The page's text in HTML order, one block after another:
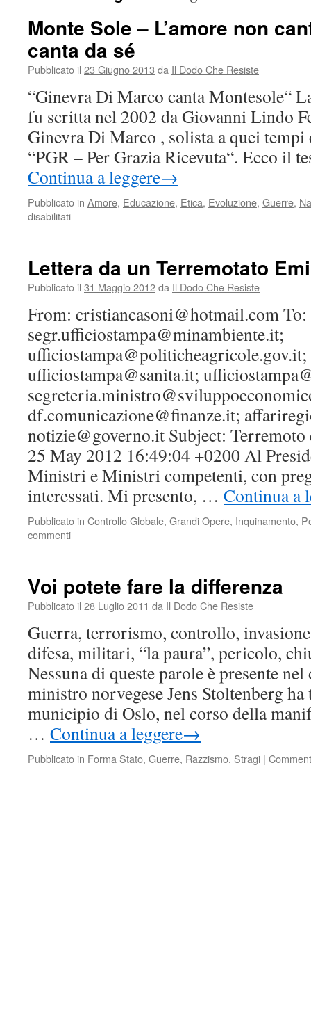
Monte Sole – L’amore non
canta da sé
Pubblicato il 23 Giugno 2013 da Il Dodo Che Resiste
“Ginevra Di Marco canta Montesole“
fu scritta nel 2002 da Giovanni Lindo
Ginevra Di Marco , solista a quei
“PGR – Per Grazia Ricevuta“. Ecco il
Continua a leggere→
Pubblicato in Amore, Educazione, Etica, Evoluzione, Guerre,
disabilitatisu
L’amore
non
che
si
canta
da
Lettera da un Terremotato
Pubblicato il 31 Maggio 2012da Il Dodo Che Resiste
From: cristiancasoni@hotmail.com To:
segr.ufficiostampa@minambiente.it;
ufficiostampa@politicheagricole.gov.it;
ufficiostampa@sanita.it;
df.comunicazione@finanze.it;
notizie@governo.it Subject:
25 May 2012 16:49:04 +0200 Al
Ministri e Ministri competenti, con
interessati. Mi presento, … Continua a
Pubblicato in Controllo Globale, Grandi Opere, Inquinamento,
commenti
Voi potete fare la differenza
Pubblicato il 28 Luglio 2011 da Il Dodo Che Resiste
Guerra, terrorismo, controllo,
difesa, militari, “la paura”, pericolo,
Nessuna di queste parole è presente
ministro norvegese Jens Stoltenberg
municipio di Oslo, nel corso della
… Continua a leggere→
Pubblicato in Forma Stato, Guerre, Razzismo, Stragi |